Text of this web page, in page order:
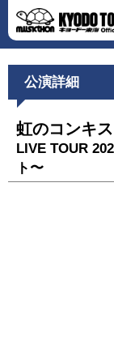
公演詳細
虹のコンキ
LIVE TOUR
ト〜